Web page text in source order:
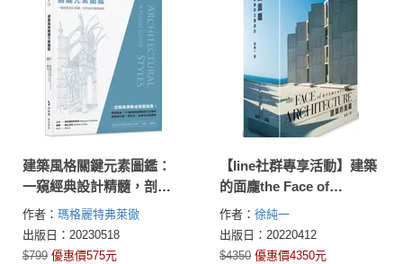
建築風格關鍵元素圖鑑：
一窺經典設計精髓，剖析
東西建築細節
作者： 瑪格麗特弗萊徹
(Margaret Fletcher)
出版日：20230518
$799 優惠價575元
【line社群專享活動】建築
的面龐the Face of
Architecture：現代主義之
後的立面設計
作者： 徐純一
出版日：20220412
$4350 優惠價4350元